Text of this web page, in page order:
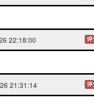
22:18:00 评
21:31:14 评